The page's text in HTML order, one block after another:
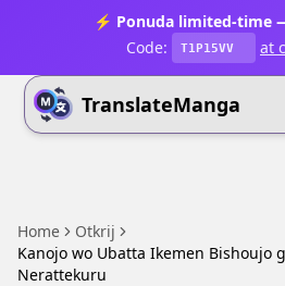
⚡ Ponuda limited-time
Code:
T1P15VV at
TranslateManga
Home
Otkrij
Kanojo wo Ubatta Ikemen Bishoujo
Nerattekuru